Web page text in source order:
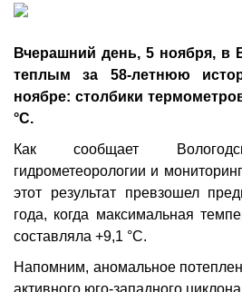
Вчерашний день, 5 ноября, в
теплым за 58-летнюю
ноябре: столбики
°C.
Как сообщает
гидрометеорологии и
этот результат превзошел
года, когда максимальная
составляла +9,1 °C.
Напомним, аномальное
активного юго-западного